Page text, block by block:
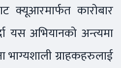
क्यूआरमार्फत कारोबार
यस अभियानको अन्त्यमा
भाग्यशाली ग्राहकहरुलाई